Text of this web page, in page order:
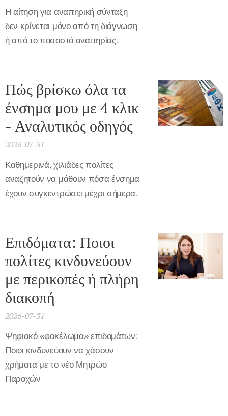
Η αίτηση για αναπηρική σύνταξη
δεν κρίνεται μόνο από τη διάγνωση
ή από το ποσοστό αναπηρίας.
Πώς βρίσκω όλα τα
ένσημα μου με 4 κλικ
- Αναλυτικός οδηγός
2026-07-31
Καθημερινά, χιλιάδες πολίτες
αναζητούν να μάθουν πόσα ένσημα
έχουν συγκεντρώσει μέχρι σήμερα.
Επιδόματα: Ποιοι
πολίτες κινδυνεύουν
με περικοπές ή πλήρη
διακοπή
2026-07-31
Ψηφιακό «φακέλωμα» επιδομάτων:
Ποιοι κινδυνεύουν να χάσουν
χρήματα με το νέο Μητρώο
Παροχών